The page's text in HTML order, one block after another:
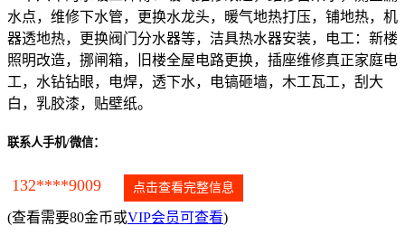
水点，维修下水管，更换水龙头，暖气地热打压，铺地热，机
器透地热，更换阀门分水器等，洁具热水器安装，电工：新楼
照明改造，挪闸箱，旧楼全屋电路更换，插座维修真正家庭电
工，水钻钻眼，电焊，透下水，电镐砸墙，木工瓦工，刮大
白，乳胶漆，贴壁纸。
联系人手机/微信：
132****9009 点击查看完整信息
(查看需要80金币或VIP会员可查看)